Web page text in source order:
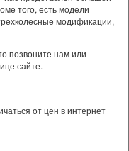
того, есть модели
модификации,
позвоните нам или
сайте.
от цен в интернет